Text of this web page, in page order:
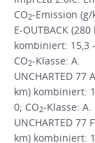
CO2-Emission
E-OUTBACK
kombiniert: 15,3
CO2-Klasse: A.
UNCHARTED 77
km) kombiniert:
0; CO2-Klasse: A.
UNCHARTED 77
km) kombiniert: